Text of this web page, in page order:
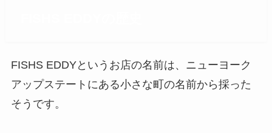
FISHS EDDYというお店の名前は、ニューヨーク
アップステートにある小さな町の名前から採った
そうです。